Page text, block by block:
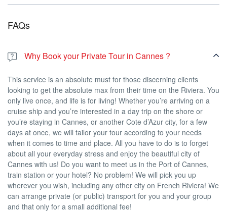
FAQs
Why Book your Private Tour in Cannes ?
This service is an absolute must for those discerning clients
looking to get the absolute max from their time on the Riviera. You
only live once, and life is for living! Whether you’re arriving on a
cruise ship and you’re interested in a day trip on the shore or
you’re staying in Cannes, or another Cote d’Azur city, for a few
days at once, we will tailor your tour according to your needs
when it comes to time and place. All you have to do is to forget
about all your everyday stress and enjoy the beautiful city of
Cannes with us! Do you want to meet us in the Port of Cannes,
train station or your hotel? No problem! We will pick you up
wherever you wish, including any other city on French Riviera! We
can arrange private (or public) transport for you and your group
and that only for a small additional fee!